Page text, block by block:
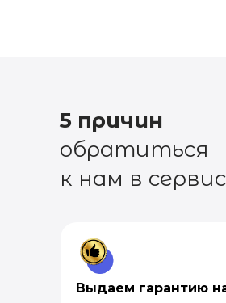
5 причин
обратиться
к нам в сервис
Выдаем гарантию